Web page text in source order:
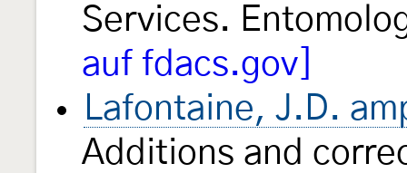
Services.
auf fdacs.gov]
Lafontaine, J.D.
Additions and